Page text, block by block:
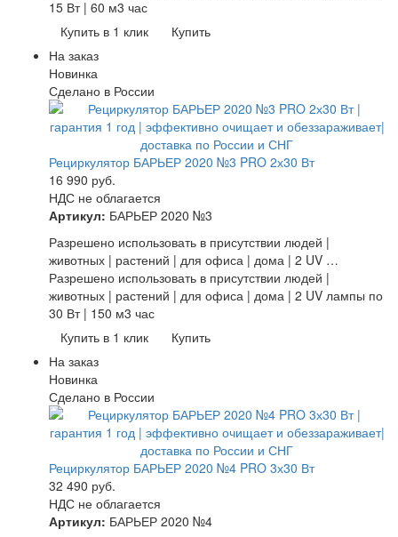
15 Вт | 60 м3 час
Купить в 1 клик
Купить
На заказ
Новинка
Сделано в России
Рециркулятор БАРЬЕР 2020 №3 PRO 2х30 Вт
16 990 руб.
НДС не облагается
Артикул: БАРЬЕР 2020 №3
Разрешено использовать в присутствии людей |
животных | растений | для офиса | дома | 2 UV …
Разрешено использовать в присутствии людей |
животных | растений | для офиса | дома | 2 UV лампы по
30 Вт | 150 м3 час
Купить в 1 клик
Купить
На заказ
Новинка
Сделано в России
Рециркулятор БАРЬЕР 2020 №4 PRO 3х30 Вт
32 490 руб.
НДС не облагается
Артикул: БАРЬЕР 2020 №4